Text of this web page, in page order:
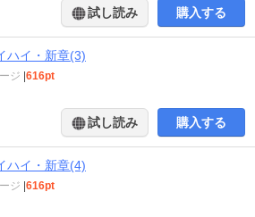
試し読み 購入する
ハイ・新章(3)
ジ 616pt
試し読み 購入する
ハイ・新章(4)
ジ 616pt